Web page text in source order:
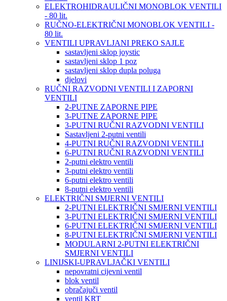
ELEKTROHIDRAULIČNI MONOBLOK VENTILI
- 80 lit.
RUČNO-ELEKTRIČNI MONOBLOK VENTILI -
80 lit.
VENTILI UPRAVLJANI PREKO SAJLE
sastavljeni sklop joystic
sastavljeni sklop 1 poz
sastavljeni sklop dupla poluga
djelovi
RUČNI RAZVODNI VENTILI I ZAPORNI
VENTILI
2-PUTNE ZAPORNE PIPE
3-PUTNE ZAPORNE PIPE
3-PUTNI RUČNI RAZVODNI VENTILI
Sastavljeni 2-putni ventili
4-PUTNI RUČNI RAZVODNI VENTILI
6-PUTNI RUČNI RAZVODNI VENTILI
2-putni elektro ventili
3-putni elektro ventili
6-putni elektro ventili
8-putni elektro ventili
ELEKTRIČNI SMJERNI VENTILI
2-PUTNI ELEKTRIČNI SMJERNI VENTILI
3-PUTNI ELEKTRIČNI SMJERNI VENTILI
6-PUTNI ELEKTRIČNI SMJERNI VENTILI
8-PUTNI ELEKTRIČNI SMJERNI VENTILI
MODULARNI 2-PUTNI ELEKTRIČNI
SMJERNI VENTILI
LINIJSKI-UPRAVLJAČKI VENTILI
nepovratni cijevni ventil
blok ventil
obračajuči ventil
ventil KRT